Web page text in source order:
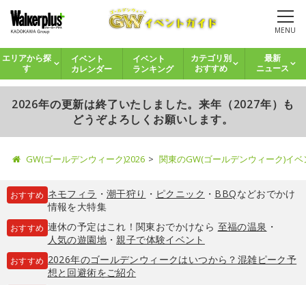
MENU
エリアから探
す
イベント
カレンダー
イベント
ランキング
カテゴリ別
おすすめ
最新
ニュース
2026年の更新は終了いたしました。来年（2027年）も
どうぞよろしくお願いします。
GW(ゴールデンウィーク)2026 関東のGW(ゴールデンウィーク)イ
おすすめ ネモフィラ ・ 潮干狩り ・ ピクニック ・ BBQなどおでかけ
情報を大特集
おすすめ 連休の予定はこれ！関東おでかけなら 至福の温泉 ・
人気の遊園地・親子で体験イベント
おすすめ 2026年のゴールデンウィークはいつから？混雑ピーク予
想と回避術をご紹介